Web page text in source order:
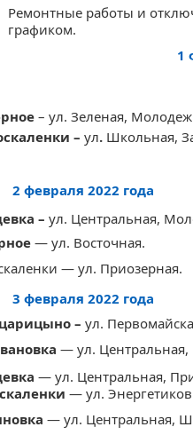
Ремонтные работы и
графиком.
1
– ул. Зеленая,
– ул. Школьная,
2 февраля 2022 года
– ул. Центральная,
— ул. Восточная.
— ул. Приозерная.
3 февраля 2022 года
– ул.
— ул.
— ул. Центральная,
— ул.
— ул. Центральная,